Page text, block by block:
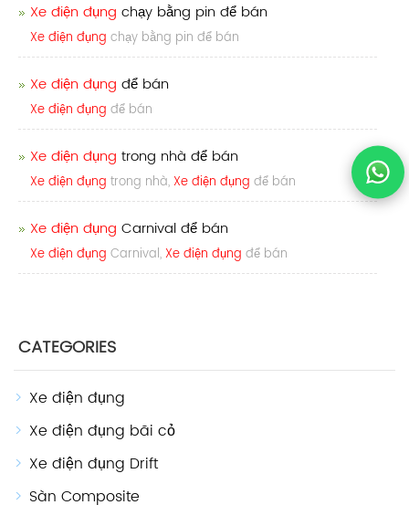
Xe điện đụng chạy bằng pin để bán
Xe điện đụng chạy bằng pin để bán
Xe điện đụng để bán
Xe điện đụng để bán
Xe điện đụng trong nhà để bán
Xe điện đụng trong nhà,Xe điện đụng để bán
Xe điện đụng Carnival để bán
Xe điện đụng Carnival,Xe điện đụng để bán
CATEGORIES
Xe điện đụng
Xe điện đụng bãi cỏ
Xe điện đụng Drift
Sàn Composite